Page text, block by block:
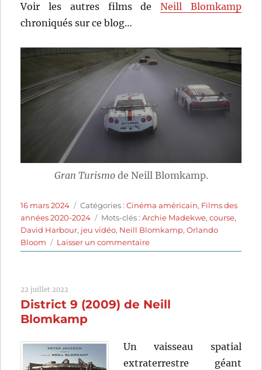
Voir les autres films de Neill Blomkamp
chroniqués sur ce blog…
Gran Turismode Neill Blomkamp.
Publié
le
16 mars 2024 Catégories
Catégories :Cinéma américain, Films des
années 2020-2024
Étiquettes
Mots-clés :Archie Madekwe,course,
David Harbour, jeu vidéo, Neill Blomkamp,Orlando
Bloom
Laisser un commentairesur
Gran
Neill
22 juillet 2022
District 9 (2009) de Neill
Blomkamp
Un vaisseau spatial
extraterrestre géant